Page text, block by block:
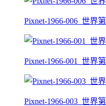
Pixnet-1966-006_世界
Pixnet-1966-001_世界
Pixnet-1966-003_世界